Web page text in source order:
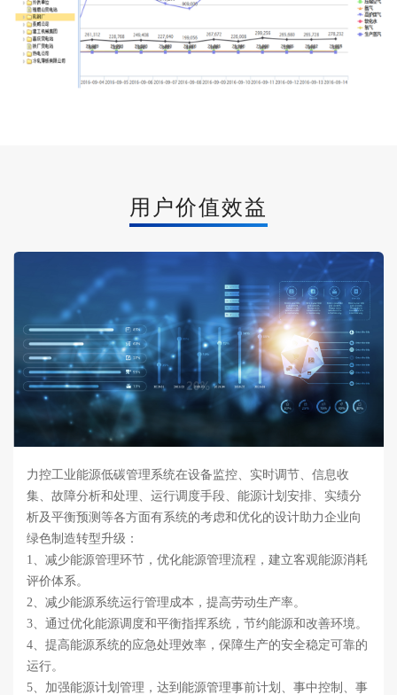
用户价值效益
力控工业能源低碳管理系统在设备监控、实时调节、信息收
集、故障分析和处理、运行调度手段、能源计划安排、实绩分
析及平衡预测等各方面有系统的考虑和优化的设计助力企业向
绿色制造转型升级：
1、减少能源管理环节，优化能源管理流程，建立客观能源消耗
评价体系。
2、减少能源系统运行管理成本，提高劳动生产率。
3、通过优化能源调度和平衡指挥系统，节约能源和改善环境。
4、提高能源系统的应急处理效率，保障生产的安全稳定可靠的
运行。
5、加强能源计划管理，达到能源管理事前计划、事中控制、事